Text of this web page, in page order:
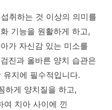
취하는 것 이상의 의미를
기능을 원활하게 하고,
가 자신감 있는 미소를
진과 올바른 양치 습관은
지에 필수적입니다.
하게 양치질을 하고,
여 치아 사이에 낀